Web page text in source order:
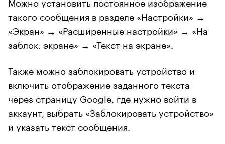
такого сообщения в разделе «Настройки» →
«Экран» → «Расширенные настройки» → «На
заблок. экране» → «Текст на экране».
Также можно заблокировать устройство и
включить отображение заданного текста
через страницу Google, где нужно войти в
аккаунт, выбрать «Заблокировать устройство»
и указать текст сообщения.